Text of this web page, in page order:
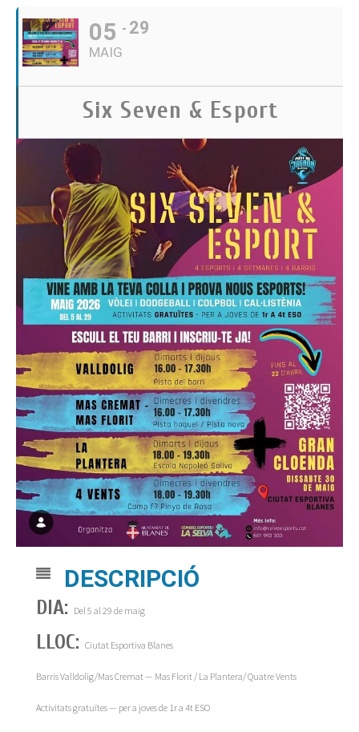
05
MAIG
29
Six Seven & Esport
DESCRIPCIÓ
DIA: Del 5 al 29 de maig
LLOC: Ciutat Esportiva Blanes
Barris Valldolig/Mas Cremat — Mas Florit / La Plantera/ Quatre Vents
Activitats gratuïtes — per a joves de 1r a 4t ESO